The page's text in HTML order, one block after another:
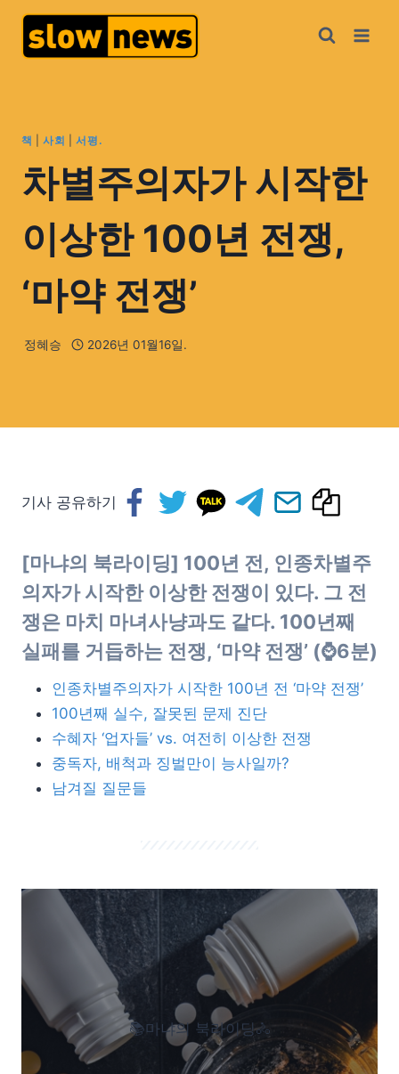
책 |사회 |서평.
차별주의자가 시작한
이상한 100년 전쟁,
‘마약 전쟁’
정혜승 2026년 01월16일.
기사 공유하기
[마냐의 북라이딩] 100년 전, 인종차별주
의자가 시작한 이상한 전쟁이 있다. 그 전
쟁은 마치 마녀사냥과도 같다. 100년째
실패를 거듭하는 전쟁, ‘마약 전쟁’ (⌚6분)
인종차별주의자가 시작한 100년 전 ‘마약 전쟁’
100년째 실수, 잘못된 문제 진단
수혜자 ‘업자들’ vs. 여전히 이상한 전쟁
중독자, 배척과 징벌만이 능사일까?
남겨질 질문들
📚마냐의 북라이딩🚴